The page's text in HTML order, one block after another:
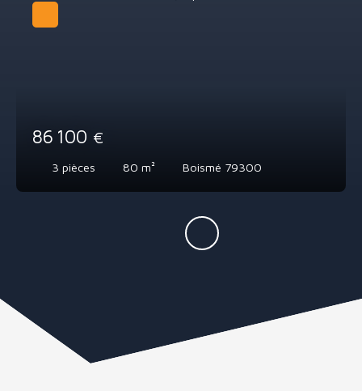
86 100 €
3 pièces 80 m² Boismé 79300